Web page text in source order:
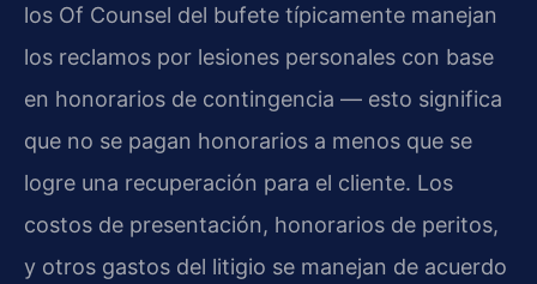
los Of Counsel del bufete típicamente manejan
los reclamos por lesiones personales con base
en honorarios de contingencia — esto significa
que no se pagan honorarios a menos que se
logre una recuperación para el cliente. Los
costos de presentación, honorarios de peritos,
y otros gastos del litigio se manejan de acuerdo